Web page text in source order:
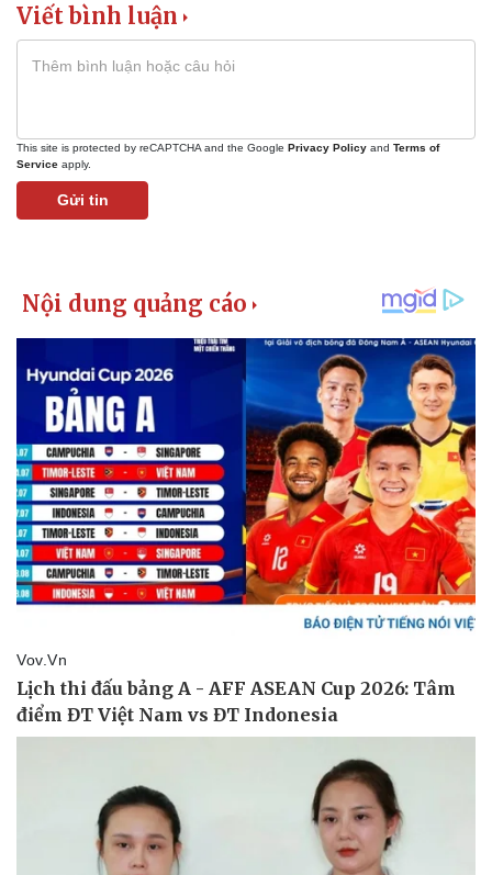
Quân sự - Quốc phòng
Việt Nam
Viết bình luận
This site is protected by reCAPTCHA and the Google Privacy Policy and Terms of
Service apply.
Gửi tin